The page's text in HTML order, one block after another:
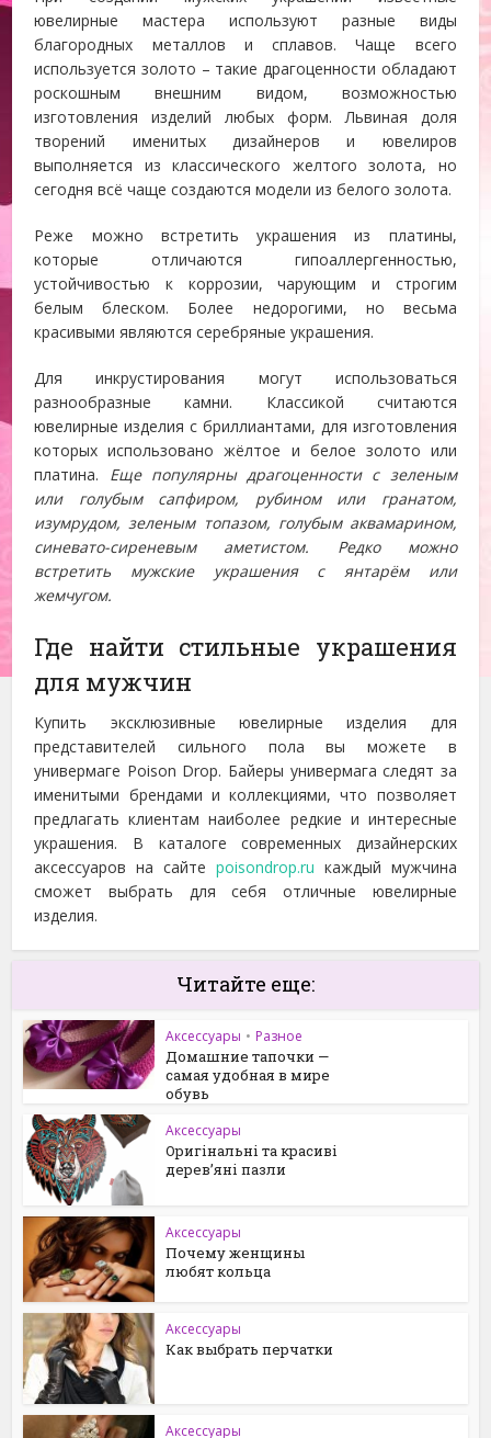
ювелирные мастера используют разные виды
благородных металлов и сплавов. Чаще всего
используется золото – такие драгоценности обладают
роскошным внешним видом, возможностью
изготовления изделий любых форм. Львиная доля
творений именитых дизайнеров и ювелиров
выполняется из классического желтого золота, но
сегодня всё чаще создаются модели из белого золота.
Реже можно встретить украшения из платины,
которые отличаются гипоаллергенностью,
устойчивостью к коррозии, чарующим и строгим
белым блеском. Более недорогими, но весьма
красивыми являются серебряные украшения.
Для инкрустирования могут использоваться
разнообразные камни. Классикой считаются
ювелирные изделия с бриллиантами, для изготовления
которых использовано жёлтое и белое золото или
платина. Еще популярны драгоценности с зеленым
или голубым сапфиром, рубином или гранатом,
изумрудом, зеленым топазом, голубым аквамарином,
синевато-сиреневым аметистом. Редко можно
встретить мужские украшения с янтарём или
жемчугом.
Где найти стильные украшения
для мужчин
Купить эксклюзивные ювелирные изделия для
представителей сильного пола вы можете в
универмаге Poison Drop. Байеры универмага следят за
именитыми брендами и коллекциями, что позволяет
предлагать клиентам наиболее редкие и интересные
украшения. В каталоге современных дизайнерских
аксессуаров на сайте poisondrop.ru каждый мужчина
сможет выбрать для себя отличные ювелирные
изделия.
Читайте еще:
Аксессуары • Разное
Домашние тапочки —
самая удобная в мире
обувь
Аксессуары
Оригінальні та красиві
дерев’яні пазли
Аксессуары
Почему женщины
любят кольца
Аксессуары
Как выбрать перчатки
Аксессуары